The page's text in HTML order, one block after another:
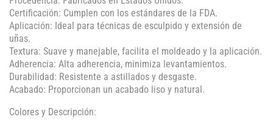
Certificación: Cumplen con los estándares de la FDA.
Aplicación: Ideal para técnicas de esculpido y extensión de
uñas.
Textura: Suave y manejable, facilita el moldeado y la aplicación.
Adherencia: Alta adherencia, minimiza levantamientos.
Durabilidad: Resistente a astillados y desgaste.
Acabado: Proporcionan un acabado liso y natural.
Colores y Descripción: